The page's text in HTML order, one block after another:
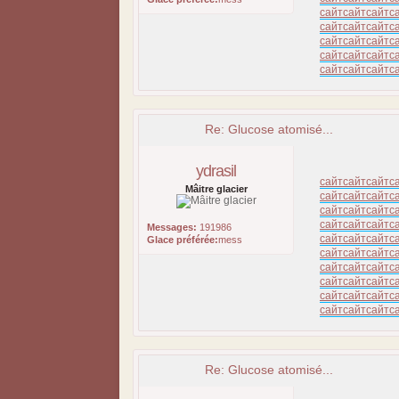
сайтсайтсайт
сайтсайтсайт
сайтсайтсайт
сайтсайтсайт
сайтсайтсайт
Re: Glucose atomisé...
ydrasil
Mâitre glacier
Messages: 191986
Glace préférée:mess
сайтсайтсайт
сайтсайтсайт
сайтсайтсайт
сайтсайтсайт
сайтсайтсайт
сайтсайтсайт
сайтсайтсайт
сайтсайтсайт
сайтсайтсайт
сайтсайтсайт
Re: Glucose atomisé...